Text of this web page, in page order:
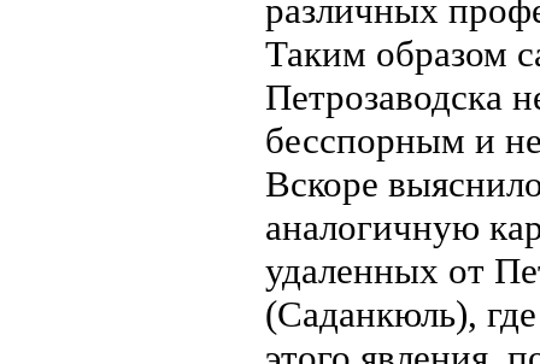
различных
Таким образом
Петрозаводска
бесспорным и
Вскоре
аналогичную
удаленных от
(Саданкюль),